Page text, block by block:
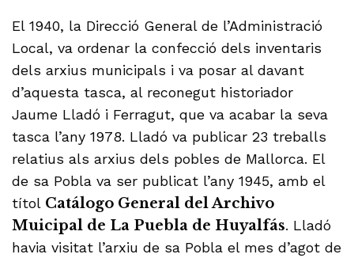
El 1940, la Direcció General de l’Administració
Local, va ordenar la confecció dels inventaris
dels arxius municipals i va posar al davant
d’aquesta tasca, al reconegut historiador
Jaume Lladó i Ferragut, que va acabar la seva
tasca l’any 1978. Lladó va publicar 23 treballs
relatius als arxius dels pobles de Mallorca. El
de sa Pobla va ser publicat l’any 1945, amb el
títol Catálogo General del Archivo
Muicipal de La Puebla de Huyalfás. Lladó
havia visitat l’arxiu de sa Pobla el mes d’agot de